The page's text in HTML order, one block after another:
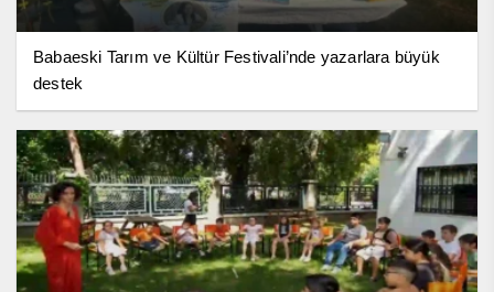
Babaeski Tarım ve Kültür Festivali’nde yazarlara büyük
destek